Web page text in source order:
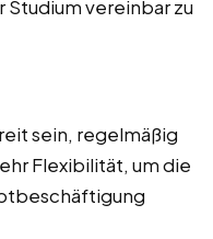
vereinbar zu
sein, regelmäßig
Flexibilität, um die